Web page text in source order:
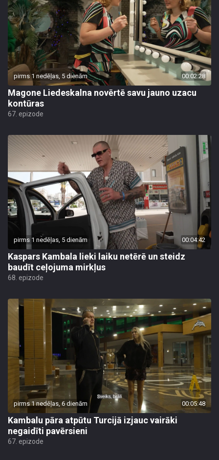
pirms 1 nedēļas, 5 dienām 00:02:28
Magone Liedeskalna novērtē savu jauno uzacu
kontūras
67. epizode
pirms 1 nedēļas, 5 dienām 00:04:42
Kaspars Kambala lieki laiku netērē un steidz
baudīt ceļojuma mirkļus
68. epizode
pirms 1 nedēļas, 6 dienām 00:05:48
Kambalu pāra atpūtu Turcijā izjauc vairāki
negaidīti pavērsieni
67. epizode